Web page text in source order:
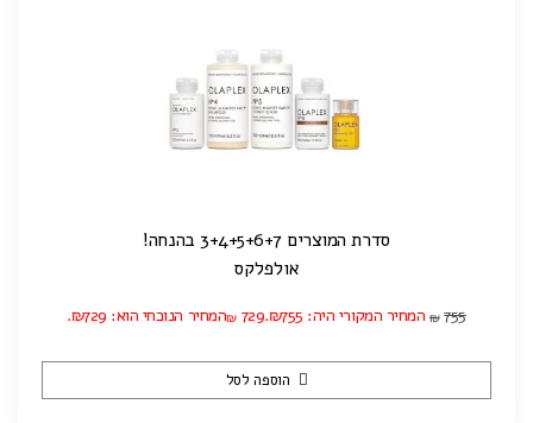
סדרת המוצרים 3+4+5+6+7 בהנחה!
אולפלקס
₪ 755 המחיר המקורי היה: ₪755. ₪ 729 המחיר הנוכחי הוא: ₪729.
הוספה לסל